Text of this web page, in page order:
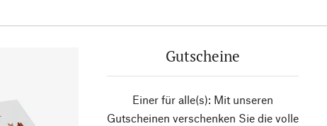
Gutscheine
Einer für alle(s): Mit unseren
Gutscheinen verschenken Sie die volle